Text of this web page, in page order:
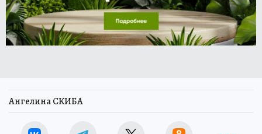
Ангелина СКИБА